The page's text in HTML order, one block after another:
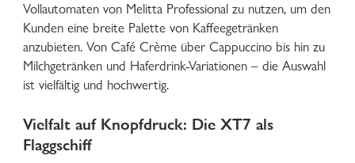
Vollautomaten von Melitta Professional zu nutzen, um den
Kunden eine breite Palette von Kaffeegetränken
anzubieten. Von Café Crème über Cappuccino bis hin zu
Milchgetränken und Haferdrink-Variationen – die Auswahl
ist vielfältig und hochwertig.
Vielfalt auf Knopfdruck: Die XT7 als
Flaggschiff